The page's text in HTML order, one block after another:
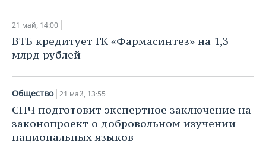
21 май, 14:00
ВТБ кредитует ГК «Фармасинтез» на 1,3
млрд рублей
Общество 21 май, 13:55
СПЧ подготовит экспертное заключение на
законопроект о добровольном изучении
национальных языков